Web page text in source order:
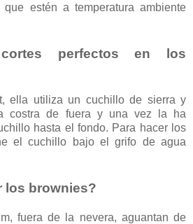
estén a temperatura ambiente
perfectos en los
ella utiliza un cuchillo de sierra y
costra de fuera y una vez la ha
hasta el fondo. Para hacer los
el cuchillo bajo el grifo de agua
los brownies?
fuera de la nevera, aguantan de